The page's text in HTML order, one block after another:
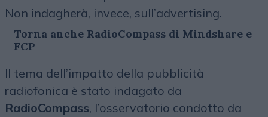
Non indagherà, invece, sull’advertising.
Torna anche RadioCompass di Mindshare e
FCP
Il tema dell’impatto della pubblicità
radiofonica è stato indagato da
RadioCompass, l’osservatorio condotto da